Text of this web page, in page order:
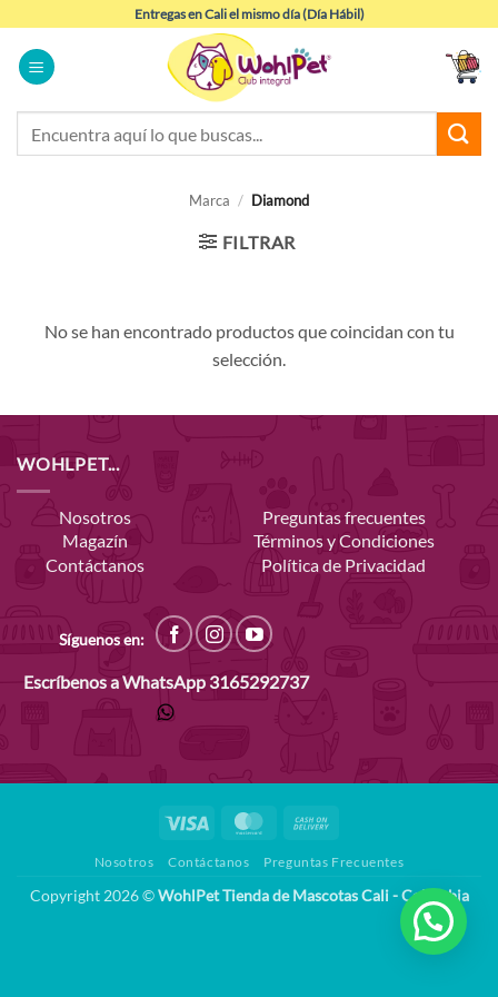
contenido
Entregas en Cali el mismo día (Día Hábil)
Marca / Diamond
FILTRAR
No se han encontrado productos que coincidan con tu
selección.
WOHLPET...
Nosotros
Magazín
Contáctanos
Preguntas frecuentes
Términos y Condiciones
Política de Privacidad
Síguenos en:
Escríbenos a WhatsApp 3165292737
Visa MasterCard
Delivery
Nosotros Contáctanos Preguntas Frecuentes
Copyright 2026 ©WohlPet Tienda de Mascotas Cali - Colombia